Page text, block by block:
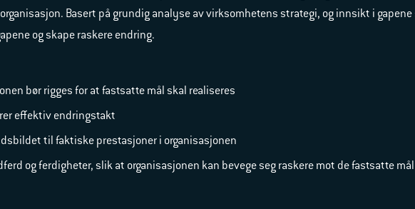
Basert på grundig analyse av virksomhetens strategi, og innsikt i
og skape raskere endring.
bør rigges for at fastsatte mål skal realiseres
effektiv endringstakt
til faktiske prestasjoner i organisasjonen
og ferdigheter, slik at organisasjonen kan bevege seg raskere mot de fastsatte